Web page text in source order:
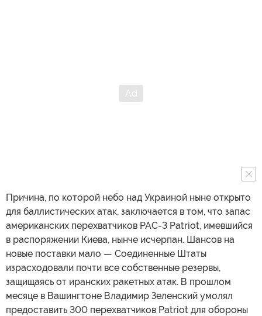
Причина, по которой небо над Украиной ныне открыто
для баллистических атак, заключается в том, что запас
американских перехватчиков PAC-3 Patriot, имевшийся
в распоряжении Киева, нынче исчерпан. Шансов на
новые поставки мало — Соединенные Штаты
израсходовали почти все собственные резервы,
защищаясь от иранских ракетных атак. В прошлом
месяце в Вашингтоне Владимир Зеленский умолял
предоставить 300 перехватчиков Patriot для обороны